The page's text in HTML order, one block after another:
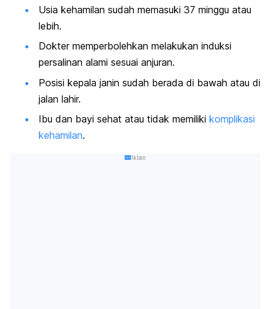
Usia kehamilan sudah memasuki 37 minggu atau
lebih.
Dokter memperbolehkan melakukan induksi
persalinan alami sesuai anjuran.
Posisi kepala janin sudah berada di bawah atau di
jalan lahir.
Ibu dan bayi sehat atau tidak memiliki komplikasi
kehamilan.
Iklan